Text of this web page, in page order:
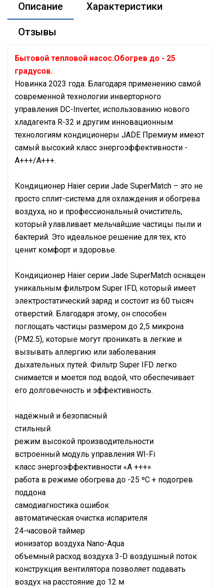
Описание Характеристики
Отзывы
Бытовой тепловой насос.Обогрев до - 25
градусов.
Новинка 2023 года. Благодаря применению самой
современной технологии инверторного
управления DC-Inverter, использованию нового
хладагента R-32 и другим инновационным
технологиям кондиционеры JADE Премиум имеют
самый высокий класс энергоэффективности -
А+++/A+++.
Кондиционер Haier серии Jade SuperMatch – это не
просто сплит-система для охлаждения и обогрева
воздуха, но и профессиональный очиститель,
который улавливает мельчайшие частицы пыли и
бактерий. Это идеальное решение для тех, кто
ценит комфорт и здоровье.
Кондиционер Haier серии Jade SuperMatch оснащен
уникальным фильтром Super IFD, который имеет
электростатический заряд и состоит из 60 тысяч
отверстий. Благодаря этому, он способен
поглощать частицы размером до 2,5 микрона
(PM2.5), которые могут проникать в легкие и
вызывать аллергию или заболевания
дыхательных путей. Фильтр Super IFD легко
снимается и моется под водой, что обеспечивает
его долговечность и эффективность.
надёжный и безопасный
стильный
режим высокой производительности
встроенный модуль управления WI-Fi
класс энергоэффективности «А +++»
работа в режиме обогрева до -25 ºС + подогрев
поддона
самодиагностика ошибок
автоматическая очистка испарителя
24-часовой таймер
ионизатор воздуха Nano-Aqua
объемный расход воздуха 3-D воздушный поток
конструкция вентилятора позволяет подавать
воздух на расстояние до 12 м